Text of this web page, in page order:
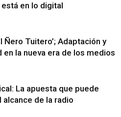
en lo digital
Ñero Tuitero’; Adaptación y
en la nueva era de los medios
La apuesta que puede
alcance de la radio